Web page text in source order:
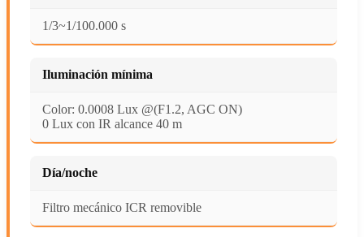
1/3~1/100.000 s
Iluminación mínima
Color: 0.0008 Lux @(F1.2, AGC ON)
0 Lux con IR alcance 40 m
Día/noche
Filtro mecánico ICR removible